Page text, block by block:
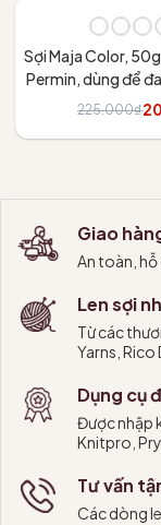
Sợi Maja Color,
Permin, dùng để
váy
225.000₫
Giao
An toàn,
Len sợi
Từ các
Yarns, Rico
Dụng cụ
Được nhập
Knitpro,
Tư vấn
Các dòng